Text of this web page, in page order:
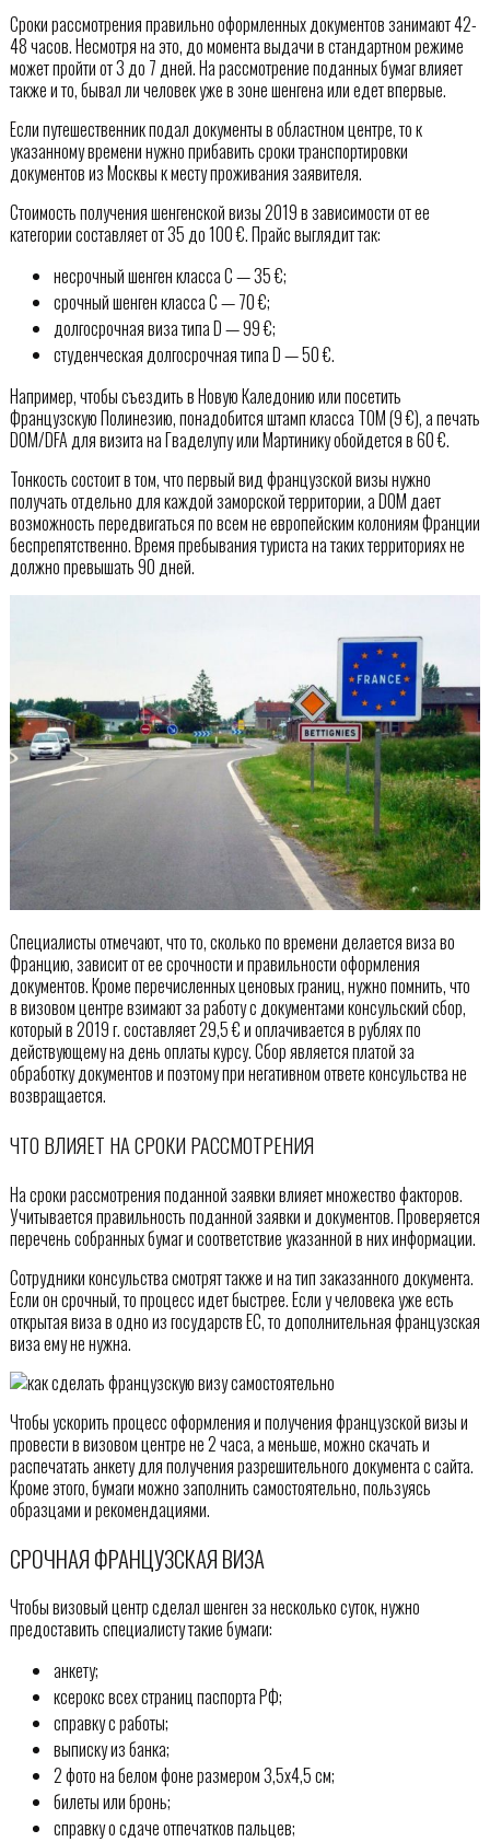
Сроки рассмотрения правильно оформленных документов занимают 42-
48 часов. Несмотря на это, до момента выдачи в стандартном режиме
может пройти от 3 до 7 дней. На рассмотрение поданных бумаг влияет
также и то, бывал ли человек уже в зоне шенгена или едет впервые.
Если путешественник подал документы в областном центре, то к
указанному времени нужно прибавить сроки транспортировки
документов из Москвы к месту проживания заявителя.
Стоимость получения шенгенской визы 2019 в зависимости от ее
категории составляет от 35 до 100 €. Прайс выглядит так:
несрочный шенген класса С — 35 €;
срочный шенген класса С — 70 €;
долгосрочная виза типа D — 99 €;
студенческая долгосрочная типа D — 50 €.
Например, чтобы съездить в Новую Каледонию или посетить
Французскую Полинезию, понадобится штамп класса ТОМ (9 €), а печать
DOM/DFA для визита на Гваделупу или Мартинику обойдется в 60 €.
Тонкость состоит в том, что первый вид французской визы нужно
получать отдельно для каждой заморской территории, а DOM дает
возможность передвигаться по всем не европейским колониям Франции
беспрепятственно. Время пребывания туриста на таких территориях не
должно превышать 90 дней.
Специалисты отмечают, что то, сколько по времени делается виза во
Францию, зависит от ее срочности и правильности оформления
документов. Кроме перечисленных ценовых границ, нужно помнить, что
в визовом центре взимают за работу с документами консульский сбор,
который в 2019 г. составляет 29,5 € и оплачивается в рублях по
действующему на день оплаты курсу. Сбор является платой за
обработку документов и поэтому при негативном ответе консульства не
возвращается.
ЧТО ВЛИЯЕТ НА СРОКИ РАССМОТРЕНИЯ
На сроки рассмотрения поданной заявки влияет множество факторов.
Учитывается правильность поданной заявки и документов. Проверяется
перечень собранных бумаг и соответствие указанной в них информации.
Сотрудники консульства смотрят также и на тип заказанного документа.
Если он срочный, то процесс идет быстрее. Если у человека уже есть
открытая виза в одно из государств ЕС, то дополнительная французская
виза ему не нужна.
Чтобы ускорить процесс оформления и получения французской визы и
провести в визовом центре не 2 часа, а меньше, можно скачать и
распечатать анкету для получения разрешительного документа с сайта.
Кроме этого, бумаги можно заполнить самостоятельно, пользуясь
образцами и рекомендациями.
СРОЧНАЯ ФРАНЦУЗСКАЯ ВИЗА
Чтобы визовый центр сделал шенген за несколько суток, нужно
предоставить специалисту такие бумаги:
анкету;
ксерокс всех страниц паспорта РФ;
справку с работы;
выписку из банка;
2 фото на белом фоне размером 3,5х4,5 см;
билеты или бронь;
справку о сдаче отпечатков пальцев;